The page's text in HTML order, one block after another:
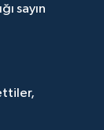
sayın